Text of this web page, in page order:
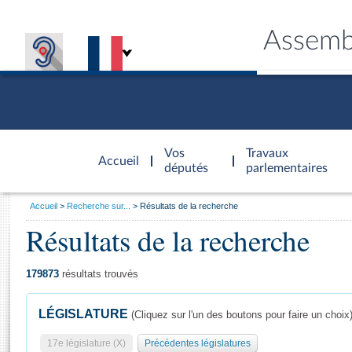
Accueil
d'accueil
Vos
députés
Travaux
parlementaires
Général
Vous
Accueil Recherche sur... Résultats de la recherche
Résultats de la recherche
179873 résultats trouvés
LÉGISLATURE (Cliquez sur l'un des boutons pour faire un choix)
17e législature (X) Précédentes législatures